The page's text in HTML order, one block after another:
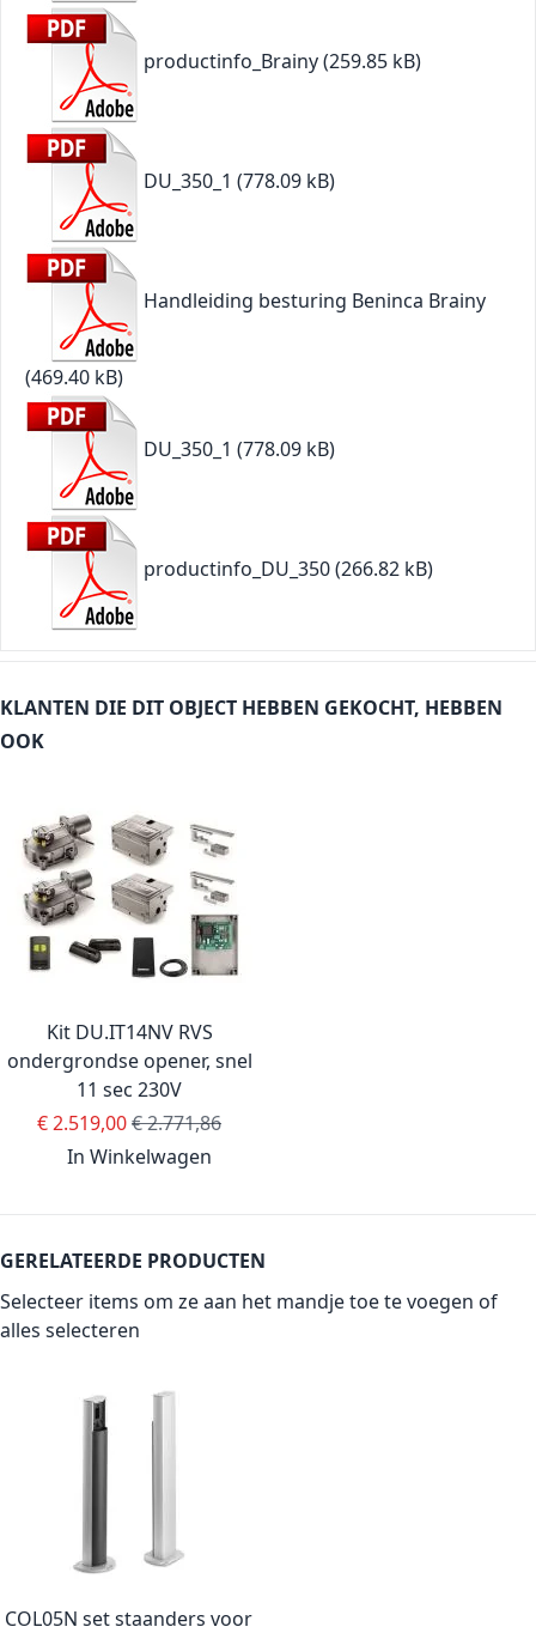
productinfo_Brainy(259.85 kB)
DU_350_1 (778.09 kB)
Handleiding besturing Beninca Brainy
(469.40 kB)
DU_350_1 (778.09 kB)
productinfo_DU_350(266.82 kB)
KLANTEN DIE DIT OBJECT HEBBEN GEKOCHT, HEBBEN
OOK
Kit DU.IT14NV RVS
ondergrondse opener, snel
11 sec 230V
Special Price
€ 2.519,00Regular Price
€ 2.771,86
In Winkelwagen
GERELATEERDE PRODUCTEN
Selecteer items om ze aan het mandje toe te voegen of
alles selecteren
COL05N set staanders voor